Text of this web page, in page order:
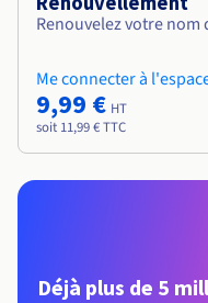
Renouvelez votre
Me connecter à
9,99 € HT
soit 11,99 € TTC
Déjà plus de 5